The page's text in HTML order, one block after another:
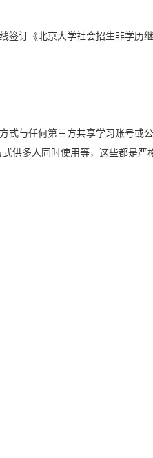
签订《北京大学社会招生非学历
式与任何第三方共享学习账号或
供多人同时使用等，这些都是严